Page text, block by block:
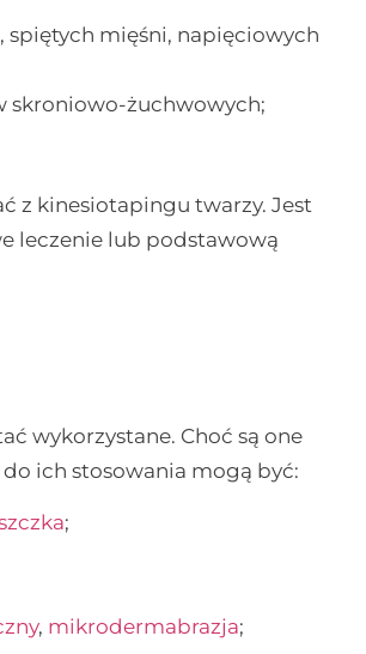
mięśni, napięciowych
skroniowo-żuchwowych;
z kinesiotapingu twarzy. Jest
leczenie lub podstawową
wykorzystane. Choć są one
ich stosowania mogą być:
;
, mikrodermabrazja;